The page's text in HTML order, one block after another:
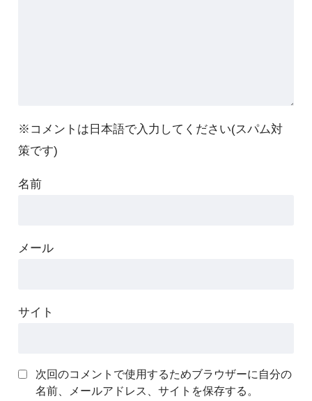
※コメントは日本語で入力してください(スパム対
策です)
名前
メール
サイト
次回のコメントで使用するためブラウザーに自分の
名前、メールアドレス、サイトを保存する。